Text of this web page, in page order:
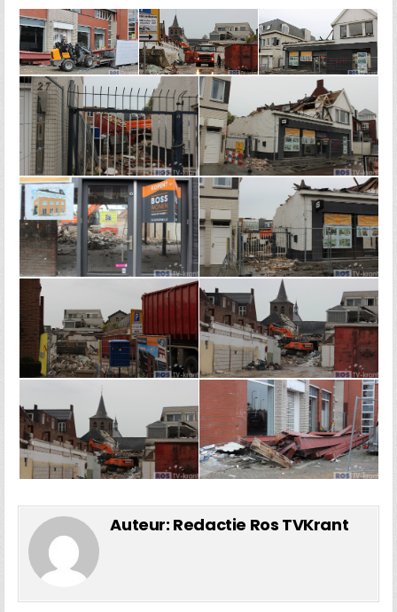
Auteur: Redactie Ros TVKrant